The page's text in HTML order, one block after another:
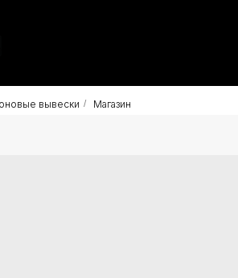
вывески / Магазин